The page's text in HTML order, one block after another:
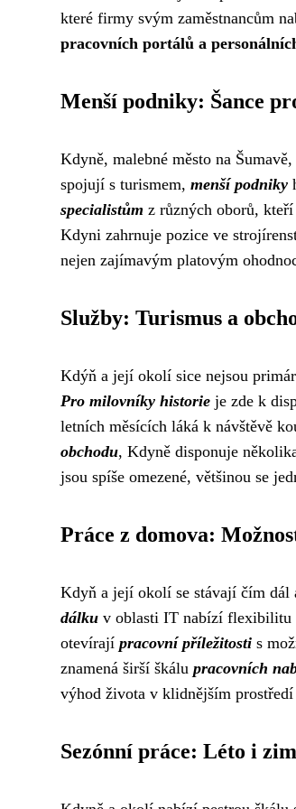
které firmy svým zaměstnancům
pracovních portálů a
Menší podniky: Šance
Kdyně, malebné město na
spojují s turismem, menší podniky
specialistům z různých oborů,
Kdyni zahrnuje pozice ve
nejen zajímavým platovým
Služby: Turismus a
Kdýň a její okolí sice nejsou
Pro milovníky historie je zde k
letních měsících láká k návštěvě
obchodu, Kdyně disponuje
jsou spíše omezené, většinou se
Práce z domova:
Kdyň a její okolí se stávají čím
dálku v oblasti IT nabízí flexibilitu
otevírají pracovní příležitosti s
znamená širší škálu pracovních
výhod života v klidnějším
Sezónní práce: Léto i